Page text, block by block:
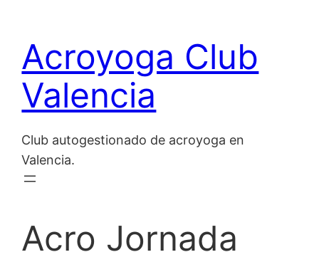
contenido
Acroyoga Club
Valencia
Club autogestionado de acroyoga en
Valencia.
Acro Jornada